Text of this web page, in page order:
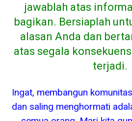
jawablah atas
bagikan. Bersiaplah
alasan Anda dan
atas segala
terjadi.
Ingat, membangun
dan saling menghormati